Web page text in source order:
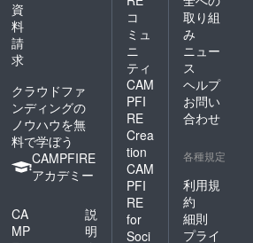
資
料
請
求
クラウドファ
ンディングの
ノウハウを無
料で学ぼう
CAMPFIRE
アカデミー
CA
MP
説
明
コ
ミュ
ニ
ティ
CAM
PFI
RE
Crea
tion
CAM
PFI
RE
for
Soci
取り組
み
ニュー
ス
ヘルプ
お問い
合わせ
各種規定
利用規
約
細則
プライ